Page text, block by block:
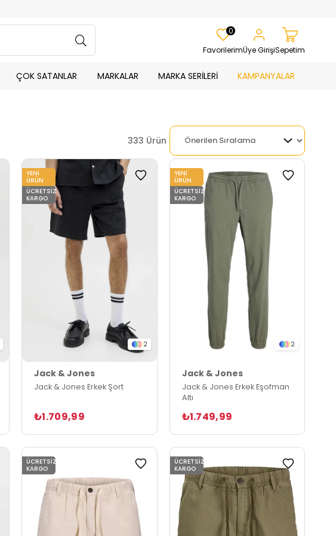
Favorilerim
0
Üye GirişiSepetim
ÇOK SATANLAR MARKALAR MARKA SERİLERİ KAMPANYALAR
333 Ürün
2
Jack & Jones
Jack & Jones Erkek Şort
₺1.709,99
YENI
ÜRÜN
ÜCRETSIZ
KARGO
2
Jack & Jones
Jack & Jones Erkek Eşofman
Altı
₺1.749,99
YENI
ÜRÜN
ÜCRETSIZ
KARGO
ÜCRETSIZ
KARGO
ÜCRETSIZ
KARGO